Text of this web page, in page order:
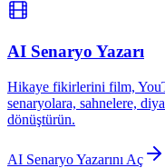
AI Senaryo Yazarı
Hikaye fikirlerini film,
senaryolara, sahnelere,
dönüştürün.
AI Senaryo Yazarını Aç